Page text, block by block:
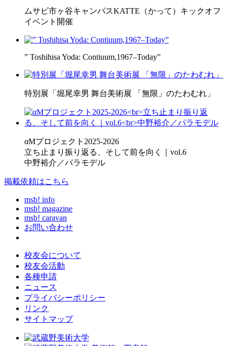
ムサビ市ヶ谷キャンパスKATTE（かって）キックオフ
イベント開催
” Toshihisa Yoda: Contiuum,1967–Today”
特別展「堀尾幸男 舞台美術展 「無限」のたわむれ」
αMプロジェクト2025-2026
立ち止まり振り返る、そして前を向く｜vol.6
中野裕介／パラモデル
掲載依頼はこちら
msb! info
msb! magazine
msb! caravan
お問い合わせ
校友会について
校友会活動
各種申請
ニュース
プライバシーポリシー
リンク
サイトマップ